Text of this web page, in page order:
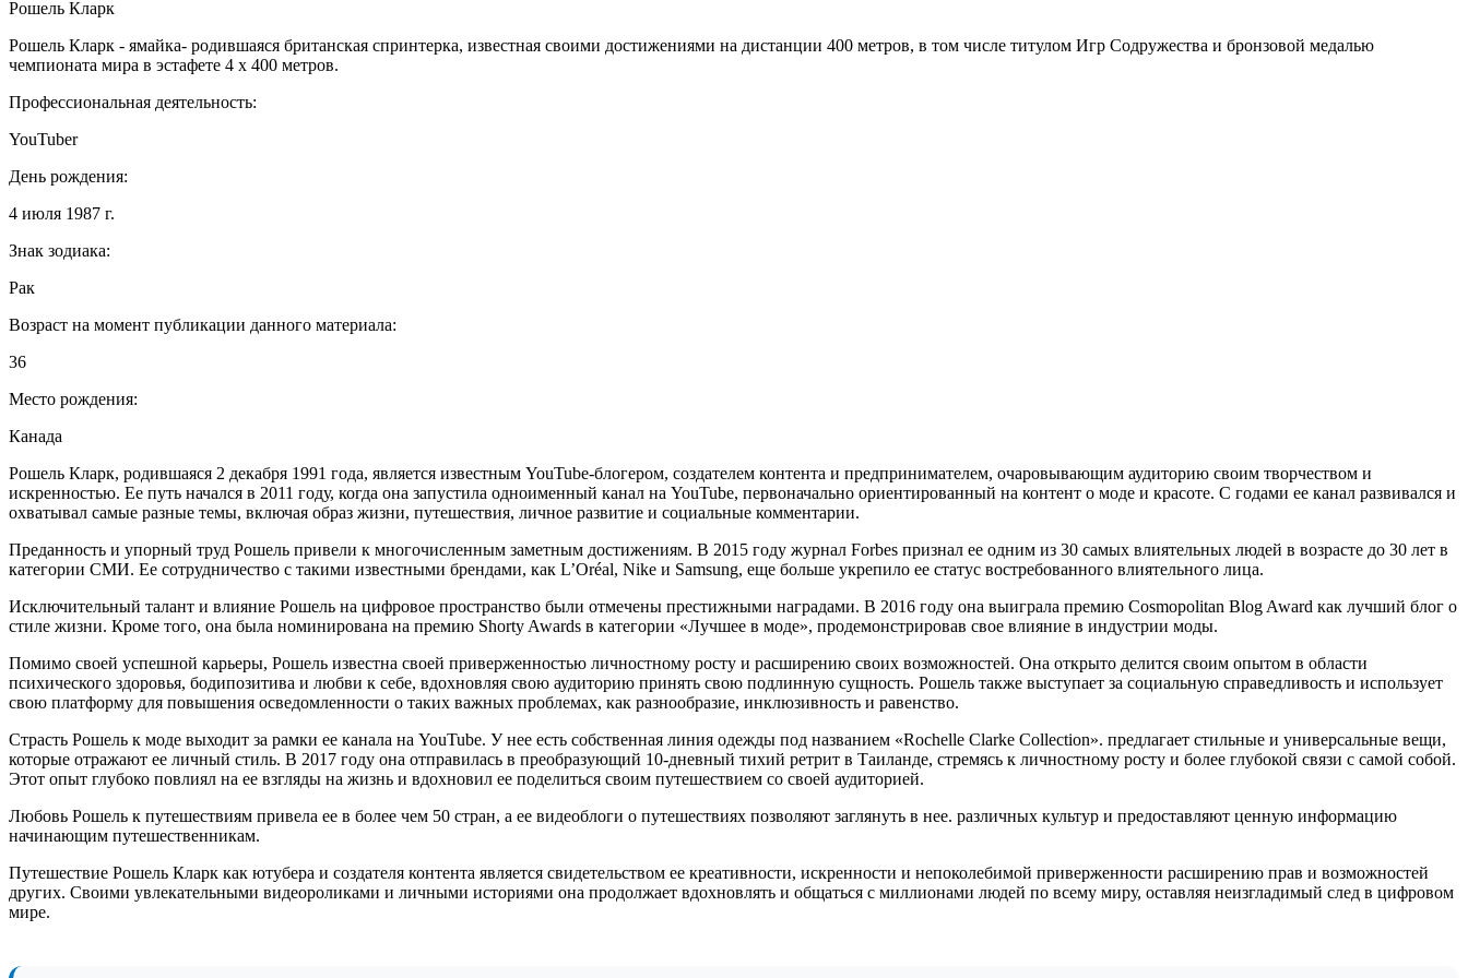
Рошель Кларк
Рошель Кларк - ямайка- родившаяся британская спринтерка, известная своими достижениями на дистанции 400 метров, в том числе титулом Игр Содружества и бронзовой медалью
чемпионата мира в эстафете 4 х 400 метров.
Профессиональная деятельность:
YouTuber
День рождения:
4 июля 1987 г.
Знак зодиака:
Рак
Возраст на момент публикации данного материала:
36
Место рождения:
Канада
Рошель Кларк, родившаяся 2 декабря 1991 года, является известным YouTube-блогером, создателем контента и предпринимателем, очаровывающим аудиторию своим творчеством и
искренностью. Ее путь начался в 2011 году, когда она запустила одноименный канал на YouTube, первоначально ориентированный на контент о моде и красоте. С годами ее канал развивался и
охватывал самые разные темы, включая образ жизни, путешествия, личное развитие и социальные комментарии.
Преданность и упорный труд Рошель привели к многочисленным заметным достижениям. В 2015 году журнал Forbes признал ее одним из 30 самых влиятельных людей в возрасте до 30 лет в
категории СМИ. Ее сотрудничество с такими известными брендами, как L’Oréal, Nike и Samsung, еще больше укрепило ее статус востребованного влиятельного лица.
Исключительный талант и влияние Рошель на цифровое пространство были отмечены престижными наградами. В 2016 году она выиграла премию Cosmopolitan Blog Award как лучший блог о
стиле жизни. Кроме того, она была номинирована на премию Shorty Awards в категории «Лучшее в моде», продемонстрировав свое влияние в индустрии моды.
Помимо своей успешной карьеры, Рошель известна своей приверженностью личностному росту и расширению своих возможностей. Она открыто делится своим опытом в области
психического здоровья, бодипозитива и любви к себе, вдохновляя свою аудиторию принять свою подлинную сущность. Рошель также выступает за социальную справедливость и использует
свою платформу для повышения осведомленности о таких важных проблемах, как разнообразие, инклюзивность и равенство.
Страсть Рошель к моде выходит за рамки ее канала на YouTube. У нее есть собственная линия одежды под названием «Rochelle Clarke Collection». предлагает стильные и универсальные вещи,
которые отражают ее личный стиль. В 2017 году она отправилась в преобразующий 10-дневный тихий ретрит в Таиланде, стремясь к личностному росту и более глубокой связи с самой собой.
Этот опыт глубоко повлиял на ее взгляды на жизнь и вдохновил ее поделиться своим путешествием со своей аудиторией.
Любовь Рошель к путешествиям привела ее в более чем 50 стран, а ее видеоблоги о путешествиях позволяют заглянуть в нее. различных культур и предоставляют ценную информацию
начинающим путешественникам.
Путешествие Рошель Кларк как ютубера и создателя контента является свидетельством ее креативности, искренности и непоколебимой приверженности расширению прав и возможностей
других. Своими увлекательными видеороликами и личными историями она продолжает вдохновлять и общаться с миллионами людей по всему миру, оставляя неизгладимый след в цифровом
мире.